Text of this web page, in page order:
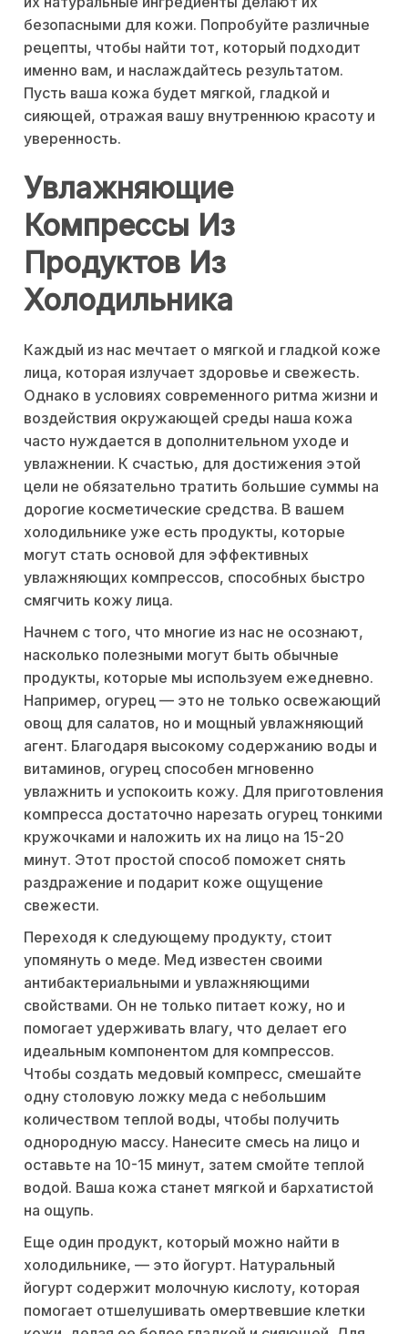
безопасными для кожи. Попробуйте различные
рецепты, чтобы найти тот, который подходит
именно вам, и наслаждайтесь результатом.
Пусть ваша кожа будет мягкой, гладкой и
сияющей, отражая вашу внутреннюю красоту и
уверенность.
Увлажняющие
Компрессы Из
Продуктов Из
Холодильника
Каждый из нас мечтает о мягкой и гладкой коже
лица, которая излучает здоровье и свежесть.
Однако в условиях современного ритма жизни и
воздействия окружающей среды наша кожа
часто нуждается в дополнительном уходе и
увлажнении. К счастью, для достижения этой
цели не обязательно тратить большие суммы на
дорогие косметические средства. В вашем
холодильнике уже есть продукты, которые
могут стать основой для эффективных
увлажняющих компрессов, способных быстро
смягчить кожу лица.
Начнем с того, что многие из нас не осознают,
насколько полезными могут быть обычные
продукты, которые мы используем ежедневно.
Например, огурец — это не только освежающий
овощ для салатов, но и мощный увлажняющий
агент. Благодаря высокому содержанию воды и
витаминов, огурец способен мгновенно
увлажнить и успокоить кожу. Для приготовления
компресса достаточно нарезать огурец тонкими
кружочками и наложить их на лицо на 15-20
минут. Этот простой способ поможет снять
раздражение и подарит коже ощущение
свежести.
Переходя к следующему продукту, стоит
упомянуть о меде. Мед известен своими
антибактериальными и увлажняющими
свойствами. Он не только питает кожу, но и
помогает удерживать влагу, что делает его
идеальным компонентом для компрессов.
Чтобы создать медовый компресс, смешайте
одну столовую ложку меда с небольшим
количеством теплой воды, чтобы получить
однородную массу. Нанесите смесь на лицо и
оставьте на 10-15 минут, затем смойте теплой
водой. Ваша кожа станет мягкой и бархатистой
на ощупь.
Еще один продукт, который можно найти в
холодильнике, — это йогурт. Натуральный
йогурт содержит молочную кислоту, которая
помогает отшелушивать омертвевшие клетки